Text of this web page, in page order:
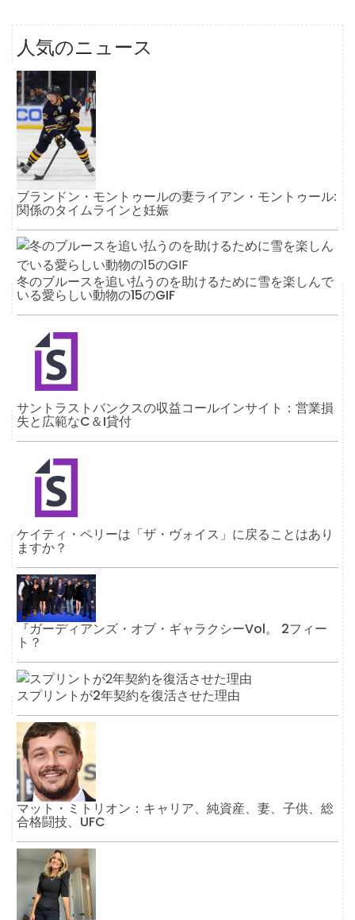
人気のニュース
ブランドン・モントゥールの妻ライアン・モントゥール:
関係のタイムラインと妊娠
冬のブルースを追い払うのを助けるために雪を楽しんで
いる愛らしい動物の15のGIF
サントラストバンクスの収益コールインサイト：営業損
失と広範なC＆I貸付
ケイティ・ペリーは「ザ・ヴォイス」に戻ることはあり
ますか？
『ガーディアンズ・オブ・ギャラクシーVol。 2フィー
ト？
スプリントが2年契約を復活させた理由
マット・ミトリオン：キャリア、純資産、妻、子供、総
合格闘技、UFC